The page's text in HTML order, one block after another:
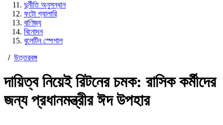
দুর্নীতি অনুসন্ধান
ফটো গ্যালারি
বাণিজ্য
বিনোদন
বুলেটিন স্পেশাল
/ উত্তরবঙ্গ
দায়িত্ব নিয়েই রিটনের চমক: রাসিক কর্মীদের
জন্য প্রধানমন্ত্রীর ঈদ উপহার